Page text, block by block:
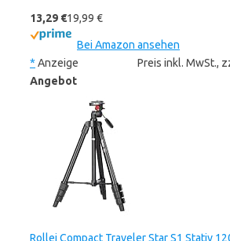
13,29 €19,99 €
Bei Amazon ansehen
* Anzeige
Preis inkl. MwSt.,
Angebot
Rollei Compact Traveler Star S1 Stativ